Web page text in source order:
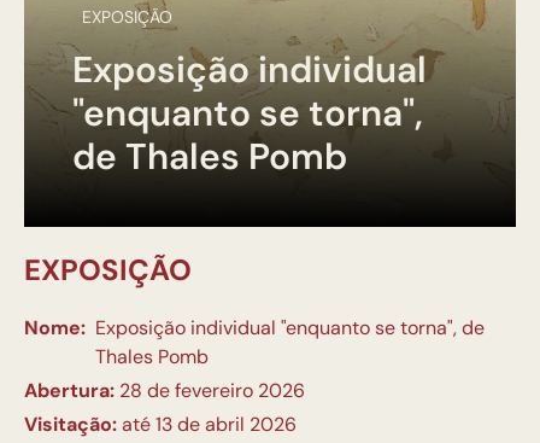
EXPOSIÇÃO
Exposição individual
"enquanto se torna",
de Thales Pomb
EXPOSIÇÃO
Nome: Exposição individual "enquanto se torna", de
Thales Pomb
Abertura: 28 de fevereiro 2026
Visitação:até 13 de abril 2026